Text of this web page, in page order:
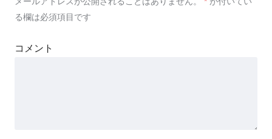
る欄は必須項目です
コメント